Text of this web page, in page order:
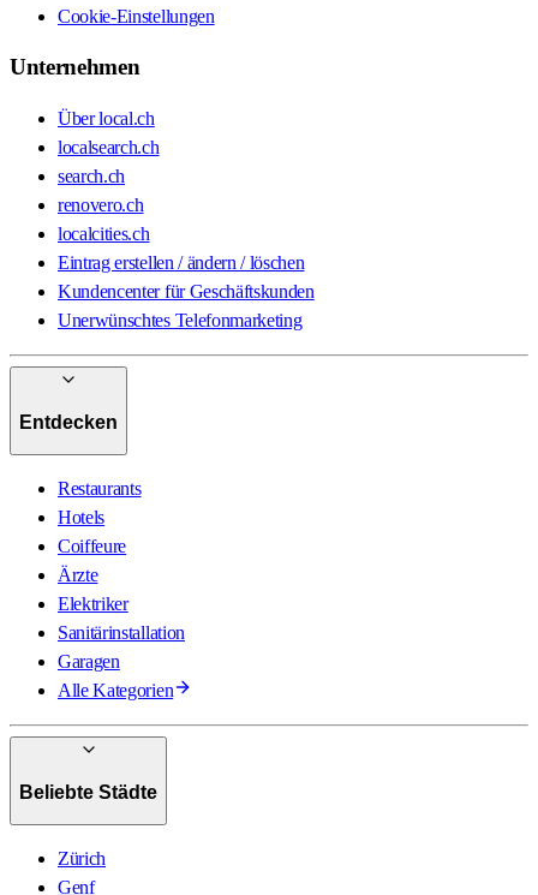
Cookie-Einstellungen
Unternehmen
Über local.ch
localsearch.ch
search.ch
renovero.ch
localcities.ch
Eintrag erstellen / ändern / löschen
Kundencenter für Geschäftskunden
Unerwünschtes Telefonmarketing
Entdecken
Restaurants
Hotels
Coiffeure
Ärzte
Elektriker
Sanitärinstallation
Garagen
Alle Kategorien
Beliebte Städte
Zürich
Genf